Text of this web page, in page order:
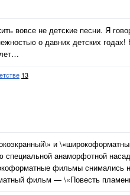
вовсе не детские песни. Я
о давних детских
13
и
анаморфотной
фильмы снимались
фильм — \«Повесть